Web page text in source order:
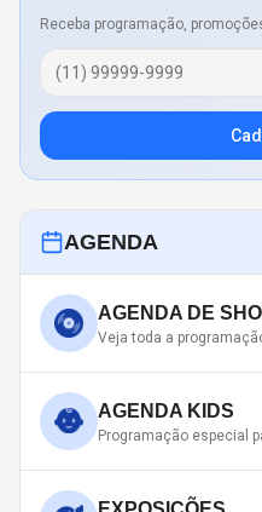
Receba programação,
AGENDA
AGENDA DE
Veja toda a
AGENDA KIDS
Programação especial